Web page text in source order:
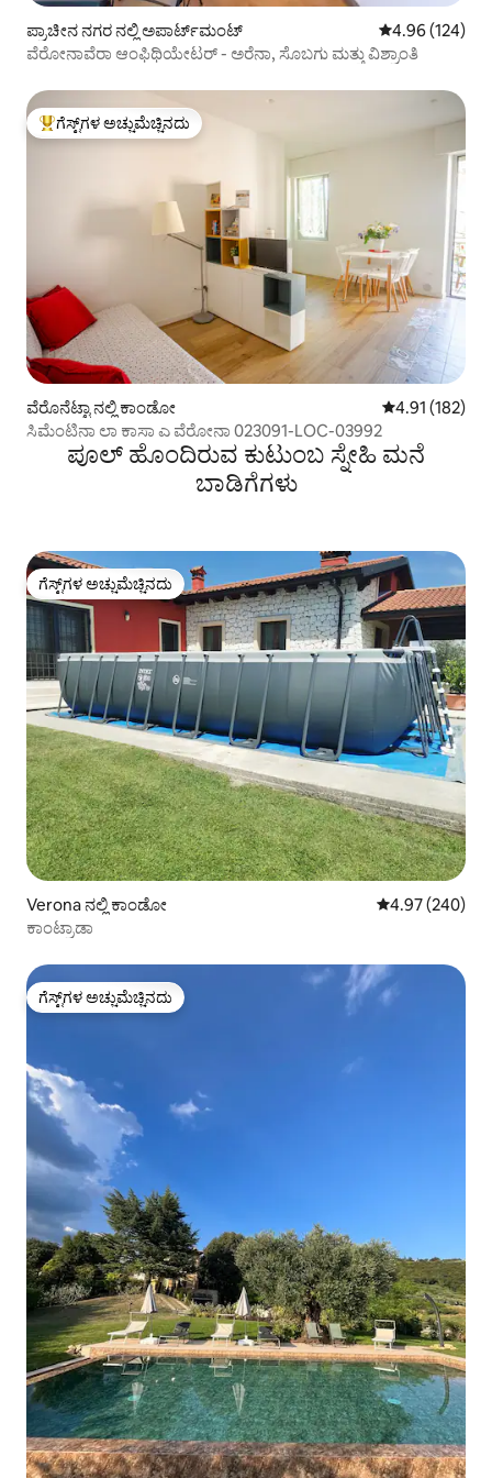
ಪ್ರಾಚೀನ ನಗರ ನಲ್ಲಿ ಅಪಾರ್ಟ್‌ಮಂಟ್ 5 ರಲ್ಲಿ 4.96
4.96 (124)
ವೆರೋನಾವೆರಾ ಆಂಫಿಥಿಯೇಟರ್ - ಅರೆನಾ, ಸೊಬಗು ಮತ್ತು ವಿಶ್ರಾಂತಿ
ಗೆಸ್ಟ್‌ಗಳಿಗೆ ಅತಿ ಹೆಚ್ಚು ಅಚ್ಚುಮೆಚ್ಚಿನದು
ಗೆಸ್ಟ್‌ಗಳ ಅಚ್ಚುಮೆಚ್ಚಿನದು
ವೆರೊನೆಟ್ಟಾ ನಲ್ಲಿ ಕಾಂಡೋ 5 ರಲ್ಲಿ 4.91
4.91 (182)
ಸಿಮೆಂಟಿನಾ ಲಾ ಕಾಸಾ ಎ ವೆರೋನಾ 023091-LOC-03992
ಪೂಲ್ ಹೊಂದಿರುವ ಕುಟುಂಬ ಸ್ನೇಹಿ ಮನೆ
ಬಾಡಿಗೆಗಳು
ಗೆಸ್ಟ್‌ಗಳ ಅಚ್ಚುಮೆಚ್ಚಿನದು
ಗೆಸ್ಟ್‌ಗಳ ಅಚ್ಚುಮೆಚ್ಚಿನದು
Verona ನಲ್ಲಿ ಕಾಂಡೋ 5 ರಲ್ಲಿ 4.97
4.97 (240)
ಕಾಂಟ್ರಾಡಾ
ಗೆಸ್ಟ್‌ಗಳ ಅಚ್ಚುಮೆಚ್ಚಿನದು
ಗೆಸ್ಟ್‌ಗಳ ಅಚ್ಚುಮೆಚ್ಚಿನದು